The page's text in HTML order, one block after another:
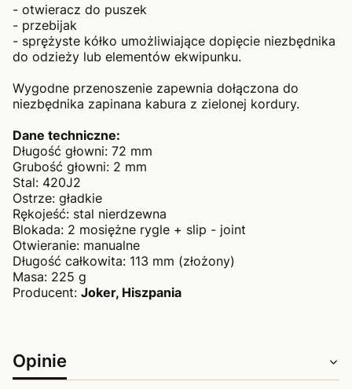
- otwieracz do puszek
- przebijak
- sprężyste kółko umożliwiające dopięcie niezbędnika
do odzieży lub elementów ekwipunku.
Wygodne przenoszenie zapewnia dołączona do
niezbędnika zapinana kabura z zielonej kordury.
Dane techniczne:
Długość głowni: 72 mm
Grubość głowni: 2 mm
Stal: 420J2
Ostrze: gładkie
Rękojeść: stal nierdzewna
Blokada: 2 mosiężne rygle + slip - joint
Otwieranie: manualne
Długość całkowita: 113 mm (złożony)
Masa: 225 g
Producent: Joker, Hiszpania
Opinie